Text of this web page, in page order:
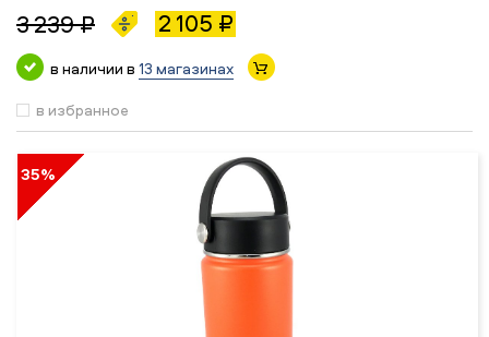
3 239 ₽ 2 105 ₽
в наличии в 13 магазинах
в избранное
35%